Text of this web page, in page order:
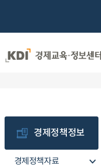
경제정책정보
경제정책자료